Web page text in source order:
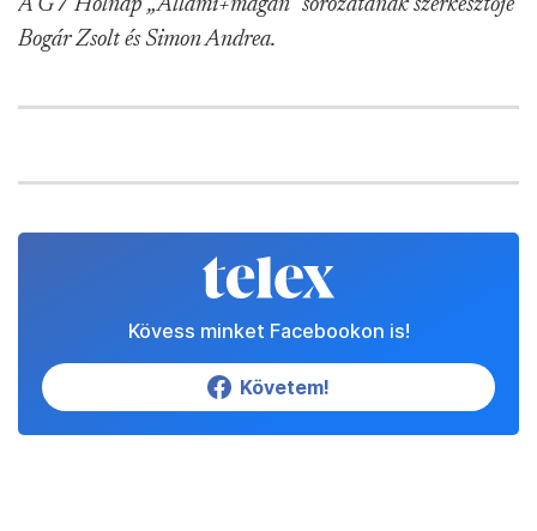
A G7 Holnap „Állami+magán” sorozatának szerkesztője
Bogár Zsolt és Simon Andrea.
Kövess minket Facebookon is!
Követem!